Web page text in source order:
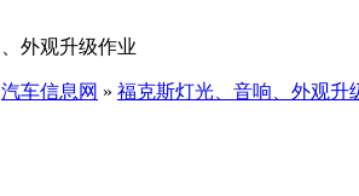
汽车信息网 » 福克斯灯光、音响、外观升